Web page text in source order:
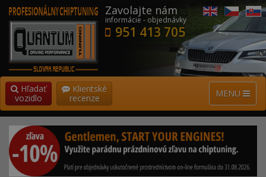
Zavolajte nám
informácie - objednávky
951 413 705
MENU
Hľadať
vozidlo
Klientské
recenze